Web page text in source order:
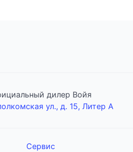
дилер Войя
ул., д. 15, Литер А
Сервис